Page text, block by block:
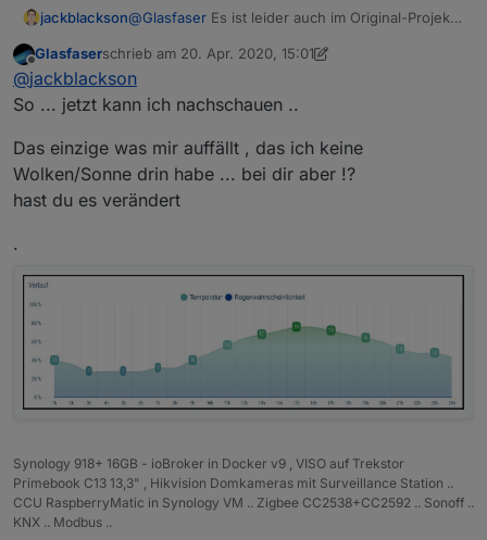
jackblackson@Glasfaser Es ist leider auch im Original-Projekt
Offline
Glasfaserschrieb am 20. Apr. 2020, 15:01
zuletzt editiert von Glasfaser
@jackblackson
So ... jetzt kann ich nachschauen ..
Das einzige was mir auffällt , das ich keine
Wolken/Sonne drin habe ... bei dir aber !?
hast du es verändert
.
Synology 918+ 16GB - ioBroker in Docker v9 , VISO auf Trekstor
Primebook C13 13,3" , Hikvision Domkameras mit Surveillance Station ..
CCU RaspberryMatic in Synology VM .. Zigbee CC2538+CC2592 .. Sonoff ..
KNX .. Modbus ..